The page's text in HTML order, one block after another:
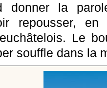
donner la
repousser, en
Le
souffle dans la